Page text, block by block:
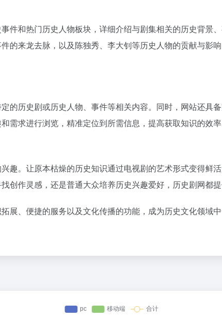
件和热门历史人物板块，详细介绍与剧集相关的历史背景
的来龙去脉，以及陈独秀、李大钊等历史人物的贡献与影
的历史剧或历史人物、事件等相关内容。同时，网站还具
需求进行浏览，精准定位到所需信息，提高获取知识的效率
趣。让原本枯燥的历史知识通过电视剧的艺术形式变得鲜
创作灵感，还是普通大众培养历史兴趣爱好，历史剧网都提
展、便捷的服务以及文化传播的功能，成为历史文化领域